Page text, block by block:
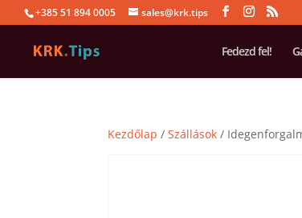
+385 51 894 0005 sales@krk.tips
Fedezd fel!
Kezdőlap /Szállások /